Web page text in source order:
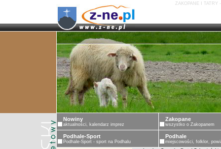
ZAKOPANE I TATRY
Nowiny
aktualności, kalendarz imprez
Zakopane
wszystko o Zakopanem
Podhale-Sport
Podhale-Sport - sport na Podhalu
Podhale
miejscowości, folklor,